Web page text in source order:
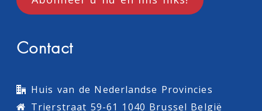
Contact
Huis van de Nederlandse Provincies
Trierstraat 59-61 1040 Brussel België